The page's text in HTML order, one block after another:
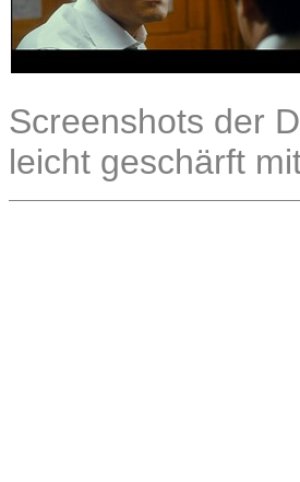
Screenshots der
leicht geschärft